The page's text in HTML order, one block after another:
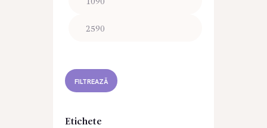
minim
FILTREAZĂ
Etichete